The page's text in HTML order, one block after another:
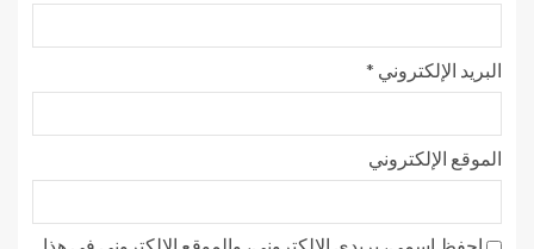
البريد الإلكتروني *
الموقع الإلكتروني